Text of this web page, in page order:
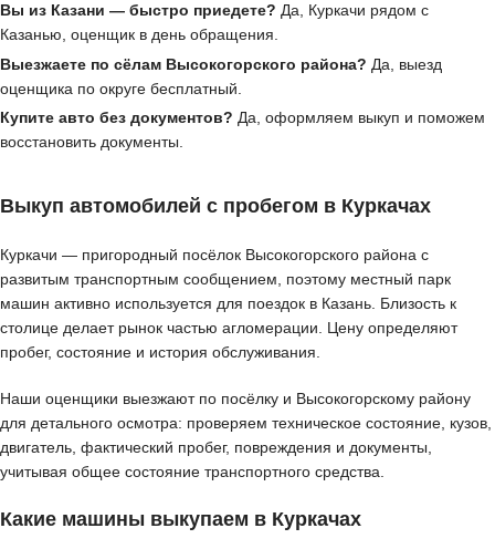
Вы из Казани — быстро приедете? Да, Куркачи рядом с
Казанью, оценщик в день обращения.
Выезжаете по сёлам Высокогорского района? Да, выезд
оценщика по округе бесплатный.
Купите авто без документов? Да, оформляем выкуп и поможем
восстановить документы.
Выкуп автомобилей с пробегом в Куркачах
Куркачи — пригородный посёлок Высокогорского района с
развитым транспортным сообщением, поэтому местный парк
машин активно используется для поездок в Казань. Близость к
столице делает рынок частью агломерации. Цену определяют
пробег, состояние и история обслуживания.
Наши оценщики выезжают по посёлку и Высокогорскому району
для детального осмотра: проверяем техническое состояние, кузов,
двигатель, фактический пробег, повреждения и документы,
учитывая общее состояние транспортного средства.
Какие машины выкупаем в Куркачах